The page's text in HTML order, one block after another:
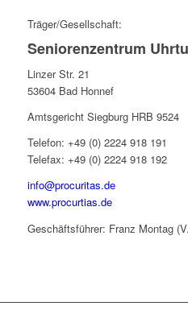
Träger/Gesellschaft:
Seniorenzentrum
Linzer Str. 21
53604 Bad Honnef
Amtsgericht Siegburg HRB 9524
Telefon: +49 (0) 2224 918 191
Telefax: +49 (0) 2224 918 192
info@procuritas.de
www.procurtias.de
Geschäftsführer: Franz Montag